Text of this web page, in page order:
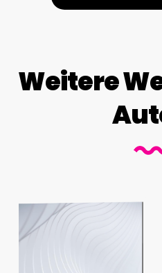
Weitere